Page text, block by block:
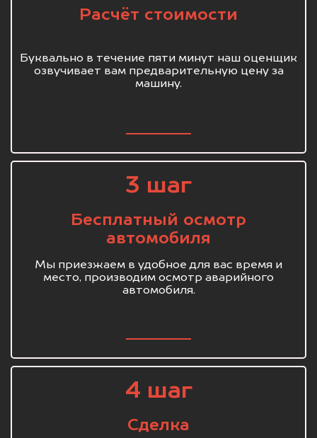
Расчёт стоимости
Буквально в течение пяти минут наш оценщик
озвучивает вам предварительную цену за
машину.
3 шаг
Бесплатный осмотр
автомобиля
Мы приезжаем в удобное для вас время и
место, производим осмотр аварийного
автомобиля.
4 шаг
Сделка